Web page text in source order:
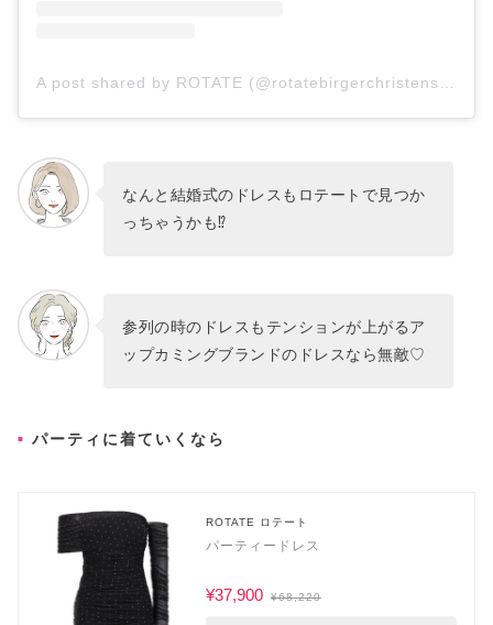
A post shared by ROTATE (@rotatebirgerchristensen)
なんと結婚式のドレスもロテートで見つか
っちゃうかも⁉
参列の時のドレスもテンションが上がるア
ップカミングブランドのドレスなら無敵♡
パーティに着ていくなら
ROTATE ロテート
パーティードレス
¥37,900 ¥68,220